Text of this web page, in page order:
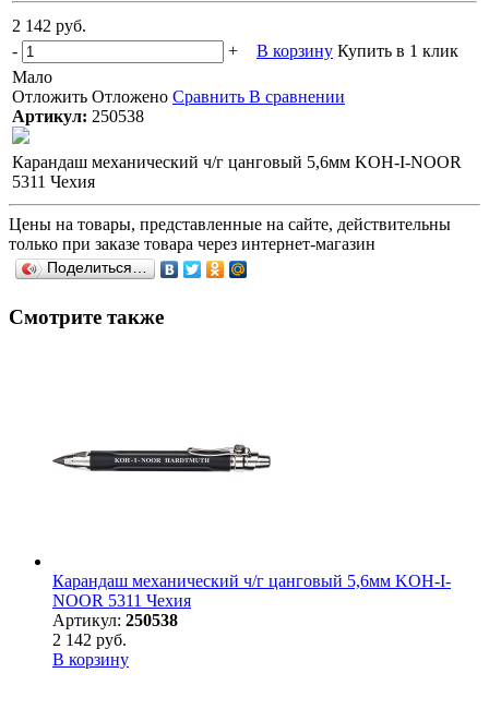
2 142 руб.
-
+ В корзину Купить в 1 клик
Мало
Отложить Отложено Сравнить В сравнении
Артикул: 250538
Карандаш механический ч/г цанговый 5,6мм KOH-I-NOOR
5311 Чехия
Цены на товары, представленные на сайте, действительны
только при заказе товара через интернет-магазин
Поделиться…
Смотрите также
Карандаш механический ч/г цанговый 5,6мм KOH-I-
NOOR 5311 Чехия
Артикул: 250538
2 142 руб.
В корзину